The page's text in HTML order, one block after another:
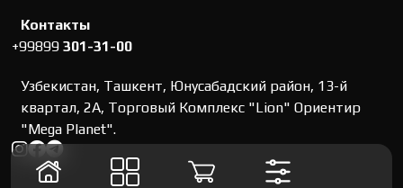
Контакты
+99899301-31-00
Узбекистан, Ташкент, Юнусабадский район, 13-й
квартал, 2А, Торговый Комплекс "Lion" Ориентир
"Mega Planet".